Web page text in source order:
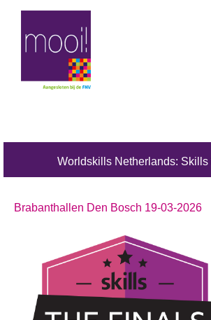
Worldskills Netherlands: Skills
Brabanthallen Den Bosch 19-03-2026